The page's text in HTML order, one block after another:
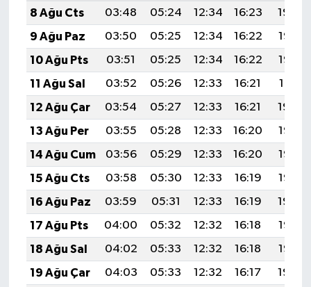
8 Ağu Cts
03:48 05:24 12:34 16:23
19:34
9 Ağu Paz
03:50 05:25 12:34 16:22
19:33
10 Ağu Pts
03:51 05:25 12:34 16:22
19:32
11 Ağu Sal
03:52 05:26 12:33 16:21
19:31
12 Ağu Çar
03:54 05:27 12:33 16:21
19:29
13 Ağu Per
03:55 05:28 12:33 16:20
19:28
14 Ağu Cum
03:56 05:29 12:33 16:20
19:27
15 Ağu Cts
03:58 05:30 12:33 16:19
19:26
16 Ağu Paz
03:59 05:31 12:33 16:19
19:24
17 Ağu Pts
04:00 05:32 12:32 16:18
19:23
18 Ağu Sal
04:02 05:33 12:32 16:18
19:22
19 Ağu Çar
04:03 05:33 12:32 16:17
19:20